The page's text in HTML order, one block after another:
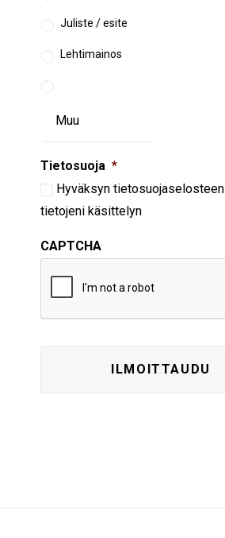
Juliste / esite
Lehtimainos
Tietosuoja *
Hyväksyn tietosuojaselosteen
tietojeni käsittelyn
CAPTCHA